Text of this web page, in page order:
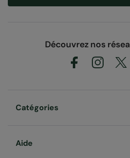
Découvrez nos
Catégories
Aide